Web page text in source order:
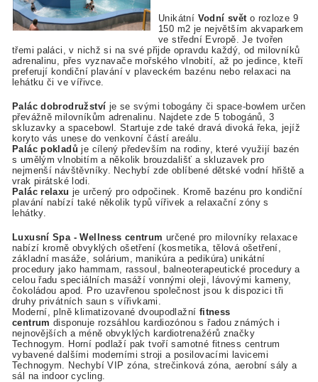
Unikátní Vodní svět o rozloze 9
150 m2 je největším akvaparkem
ve střední Evropě. Je tvořen
třemi paláci, v nichž si na své přijde opravdu každý, od milovníků
adrenalinu, přes vyznavače mořského vlnobití, až po jedince, kteří
preferují kondiční plavání v plaveckém bazénu nebo relaxaci na
lehátku či ve vířivce.
Palác dobrodružství je se svými tobogány či space-bowlem určen
převážně milovníkům adrenalinu. Najdete zde 5 tobogánů, 3
skluzavky a spacebowl. Startuje zde také dravá divoká řeka, jejíž
koryto vás unese do venkovní částí areálu.
Palác pokladů je cílený především na rodiny, které využijí bazén
s umělým vlnobitím a několik brouzdališť a skluzavek pro
nejmenší návštěvníky. Nechybí zde oblíbené dětské vodní hřiště a
vrak pirátské lodi.
Palác relaxu je určený pro odpočinek. Kromě bazénu pro kondiční
plavání nabízí také několik typů vířivek a relaxační zóny s
lehátky.
Luxusní Spa - Wellness centrum určené pro milovníky relaxace
nabízí kromě obvyklých ošetření (kosmetika, tělová ošetření,
základní masáže, solárium, manikúra a pedikúra) unikátní
procedury jako hammam, rassoul, balneoterapeutické procedury a
celou řadu speciálních masáží vonnými oleji, lávovými kameny,
čokoládou apod. Pro uzavřenou společnost jsou k dispozici tři
druhy privátních saun s vířivkami.
Moderní, plně klimatizované dvoupodlažní fitness
centrum disponuje rozsáhlou kardiozónou s řadou známých i
nejnovějších a méně obvyklých kardiotrenažérů značky
Technogym. Horní podlaží pak tvoří samotné fitness centrum
vybavené dalšími moderními stroji a posilovacími lavicemi
Technogym. Nechybí VIP zóna, strečinková zóna, aerobní sály a
sál na indoor cycling.